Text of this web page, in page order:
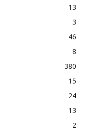
13
3
46
8
380
15
24
13
2